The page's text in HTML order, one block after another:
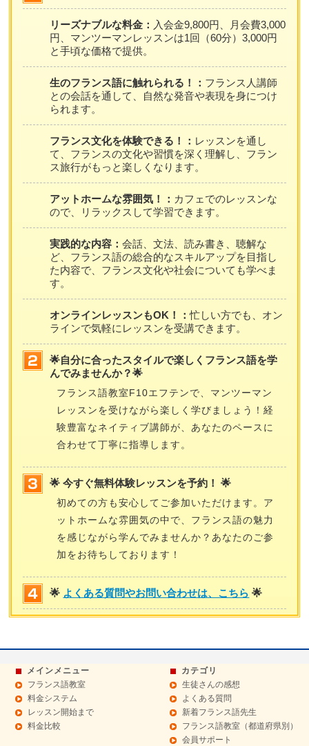
リーズナブルな料金： 入会金9,800円、月会費3,000
円、マンツーマンレッスンは1回（60分）3,000円
と手頃な価格で提供。
生のフランス語に触れられる！： フランス人講師
との会話を通して、自然な発音や表現を身につけ
られます。
フランス文化を体験できる！： レッスンを通し
て、フランスの文化や習慣を深く理解し、フラン
ス旅行がもっと楽しくなります。
アットホームな雰囲気！： カフェでのレッスンな
ので、リラックスして学習できます。
実践的な内容：会話、文法、読み書き、聴解な
ど、フランス語の総合的なスキルアップを目指し
た内容で、フランス文化や社会についても学べま
す。
オンラインレッスンもOK！：忙しい方でも、オン
ラインで気軽にレッスンを受講できます。
🌟自分に合ったスタイルで楽しくフランス語を学
んでみませんか？🌟
フランス語教室F10エフテンで、マンツーマン
レッスンを受けながら楽しく学びましょう！経
験豊富なネイティブ講師が、あなたのペースに
合わせて丁寧に指導します。
🌟 今すぐ無料体験レッスンを予約！ 🌟
初めての方も安心してご参加いただけます。ア
ットホームな雰囲気の中で、フランス語の魅力
を感じながら学んでみませんか？あなたのご参
加をお待ちしております！
🌟 よくある質問やお問い合わせは、こちら 🌟
メインメニュー
フランス語教室
料金システム
レッスン開始まで
料金比較
カテゴリ
生徒さんの感想
よくある質問
新着フランス語先生
フランス語教室（都道府県別）
会員サポート